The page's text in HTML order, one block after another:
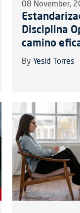
08 November,
Disciplina
camino
By Yesid Torres